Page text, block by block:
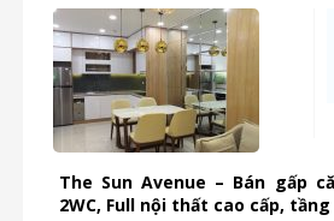
The Sun Avenue – Bán gấp
2WC, Full nội thất cao cấp,